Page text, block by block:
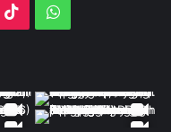
TikTokWhatsApp